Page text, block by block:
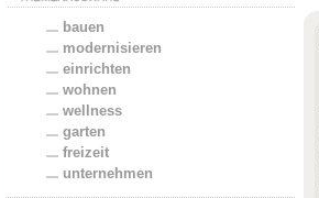
bauen
modernisieren
einrichten
wohnen
wellness
garten
freizeit
unternehmen